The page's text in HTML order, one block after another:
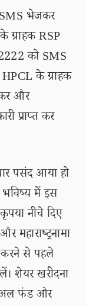
भेजकर
ग्राहक RSP
को SMS
के ग्राहक
और
प्राप्त कर
पसंद आया हो
में इस
नीचे दिए
करने से पहले
शेयर खरीदना
फंड और